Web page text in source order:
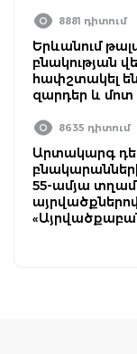
8881 դիտում
Երևանում
բնակության
հափշտակել
զարդեր և
8635 դիտում
Արտակարգ
55-ամյա